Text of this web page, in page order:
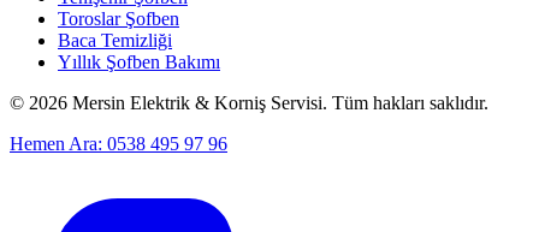
Toroslar Şofben
Baca Temizliği
Yıllık Şofben Bakımı
© 2026 Mersin Elektrik & Korniş Servisi. Tüm hakları saklıdır.
Hemen Ara: 0538 495 97 96